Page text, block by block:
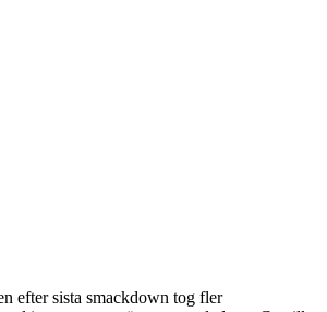
efter sista smackdown tog fler